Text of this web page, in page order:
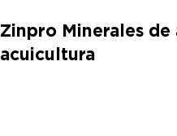
Zinpro Minerales
acuicultura